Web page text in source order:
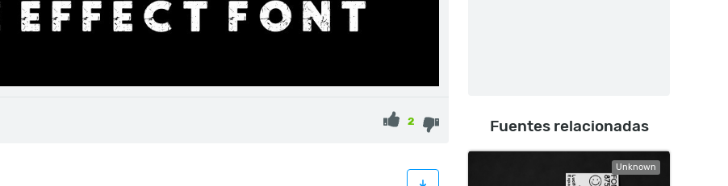
2 Fuentes relacionadas
Unknown